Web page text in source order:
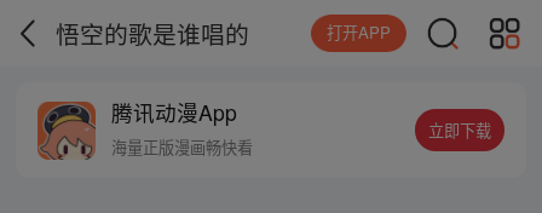
悟空的歌是谁唱的 打开APP
腾讯动漫App
海量正版漫画畅快看
立即下载